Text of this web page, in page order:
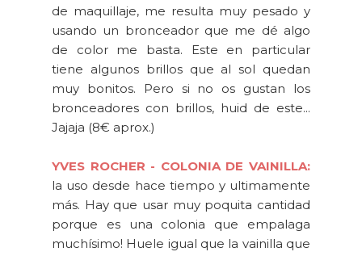
de maquillaje, me resulta muy pesado y
usando un bronceador que me dé algo
de color me basta. Este en particular
tiene algunos brillos que al sol quedan
muy bonitos. Pero si no os gustan los
bronceadores con brillos, huid de este...
Jajaja (8€ aprox.)
YVES ROCHER - COLONIA DE VAINILLA:
la uso desde hace tiempo y ultimamente
más. Hay que usar muy poquita cantidad
porque es una colonia que empalaga
muchísimo! Huele igual que la vainilla que